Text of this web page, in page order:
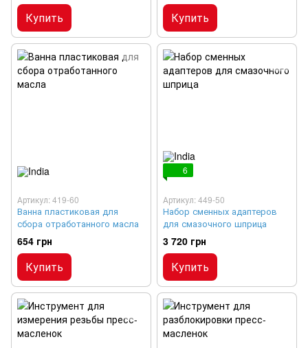
Купить Купить
Артикул: 419-60
Ванна пластиковая для
сбора отработанного масла
654 грн
Купить
6
Артикул: 449-50
Набор сменных адаптеров
для смазочного шприца
3 720 грн
Купить